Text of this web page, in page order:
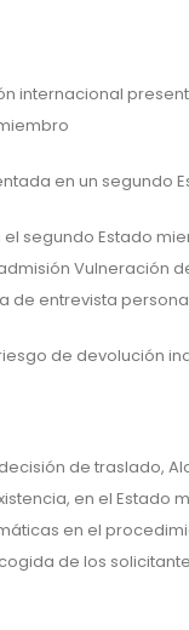
internacional
en un segundo
segundo Estado
Vulneración
de entrevista
de devolución
de traslado,
en el Estado
en el
de los